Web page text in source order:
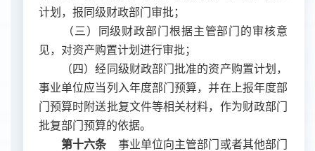
计划，报同级财政部门审批；
（三）同级财政部门根据主管部门的审核意
见，对资产购置计划进行审批；
（四）经同级财政部门批准的资产购置计划，
事业单位应当列入年度部门预算，并在上报年度部
门预算时附送批复文件等相关材料，作为财政部门
批复部门预算的依据。
第十六条事业单位向主管部门或者其他部门